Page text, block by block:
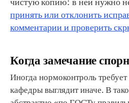
принять или отклонить
комментарии и проверить
Когда замечание
Иногда нормоконтроль
кафедры выглядит иначе. В